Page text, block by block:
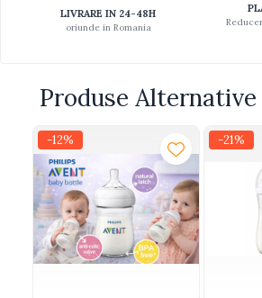
TrenuleteLIVRARE IN 24-48H
oriunde in Romania
Produse Alternative
-12% -21%